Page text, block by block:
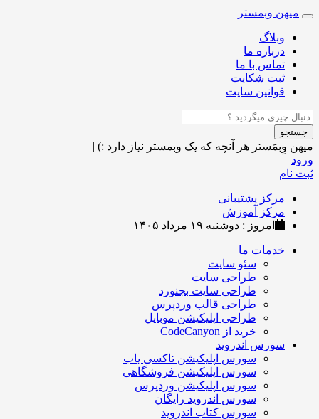
Toggle
navigation
میهن وبمستر
وبلاگ
درباره ما
تماس با ما
ثبت شکایت
قوانین سایت
جستجو
میهن وِبمَستر هر آنچه که یک وبمستر نیاز دارد :) |
ورود
ثبت نام
مرکز پشتیبانی
مرکز آموزش
امروز : دوشنبه ۱۹ مرداد ۱۴۰۵
خدمات ما
سئو سایت
طراحی سایت
طراحی سایت بجنورد
طراحی قالب وردپرس
طراحی اپلیکیشن موبایل
خرید از CodeCanyon
سورس اندروید
سورس اپلیکیشن تاکسی یاب
سورس اپلیکیشن فروشگاهی
سورس اپلیکیشن وردپرس
سورس اندروید رایگان
سورس کتاب اندروید